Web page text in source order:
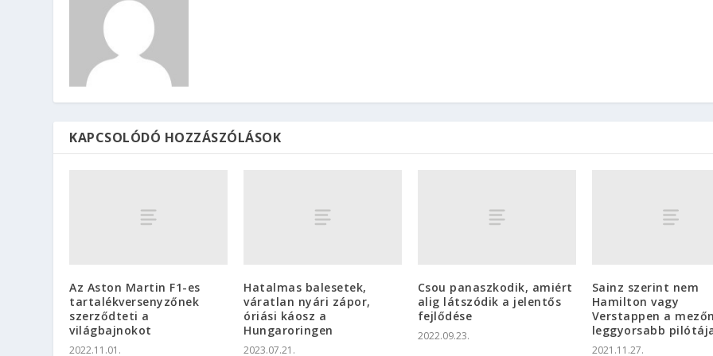
KAPCSOLÓDÓ HOZZÁSZÓLÁSOK
Az Aston Martin F1-es
tartalékversenyzőnek
szerződteti a
világbajnokot
2022.11.01.
Hatalmas balesetek,
váratlan nyári zápor,
óriási káosz a
Hungaroringen
2023.07.21.
Csou panaszkodik, amiért
alig látszódik a jelentős
fejlődése
2022.09.23.
Sainz szerint nem
Hamilton vagy
Verstappen a
leggyorsabb
2021.11.27.